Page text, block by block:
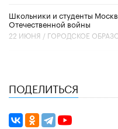
Школьники и студенты
Отечественной войны
22 ИЮНЯ / ГОРОДСКОЕ
ПОДЕЛИТЬСЯ